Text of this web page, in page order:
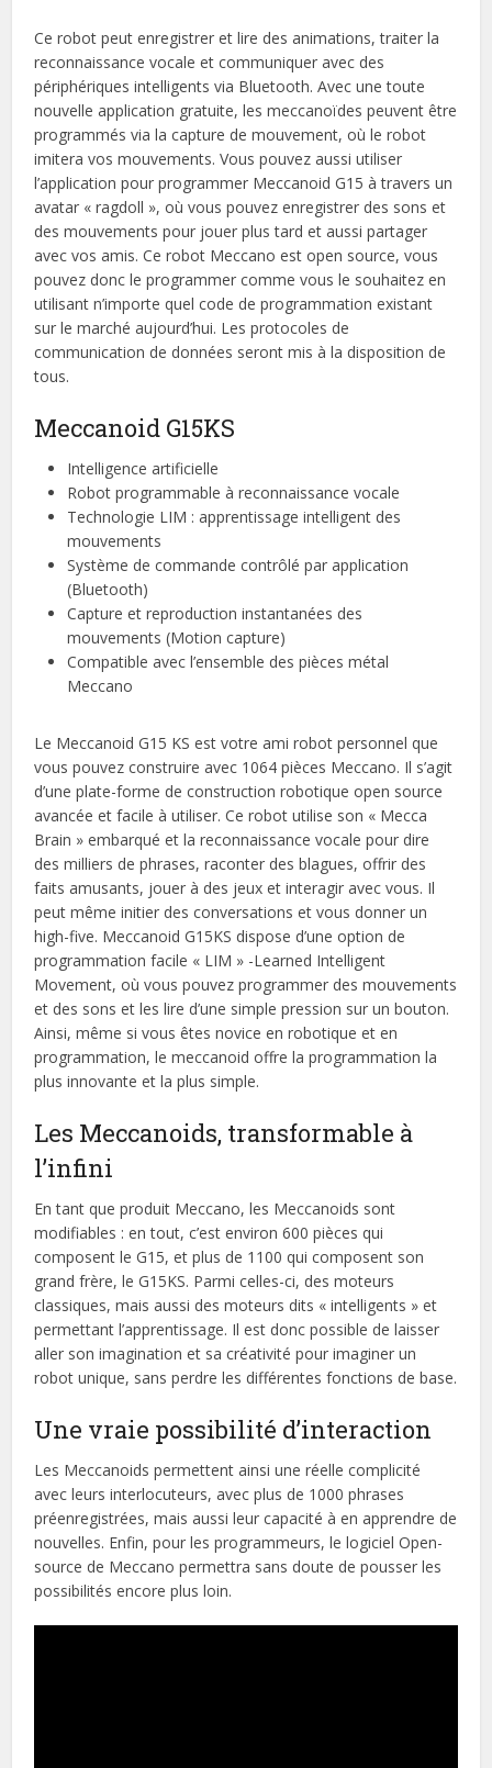
Ce robot peut enregistrer et lire des animations, traiter la
reconnaissance vocale et communiquer avec des
périphériques intelligents via Bluetooth. Avec une toute
nouvelle application gratuite, les meccanoïdes peuvent être
programmés via la capture de mouvement, où le robot
imitera vos mouvements. Vous pouvez aussi utiliser
l’application pour programmer Meccanoid G15 à travers un
avatar « ragdoll », où vous pouvez enregistrer des sons et
des mouvements pour jouer plus tard et aussi partager
avec vos amis. Ce robot Meccano est open source, vous
pouvez donc le programmer comme vous le souhaitez en
utilisant n’importe quel code de programmation existant
sur le marché aujourd’hui. Les protocoles de
communication de données seront mis à la disposition de
tous.
Meccanoid G15KS
Intelligence artificielle
Robot programmable à reconnaissance vocale
Technologie LIM : apprentissage intelligent des
mouvements
Système de commande contrôlé par application
(Bluetooth)
Capture et reproduction instantanées des
mouvements (Motion capture)
Compatible avec l’ensemble des pièces métal
Meccano
Le Meccanoid G15 KS est votre ami robot personnel que
vous pouvez construire avec 1064 pièces Meccano. Il s’agit
d’une plate-forme de construction robotique open source
avancée et facile à utiliser. Ce robot utilise son « Mecca
Brain » embarqué et la reconnaissance vocale pour dire
des milliers de phrases, raconter des blagues, offrir des
faits amusants, jouer à des jeux et interagir avec vous. Il
peut même initier des conversations et vous donner un
high-five. Meccanoid G15KS dispose d’une option de
programmation facile « LIM » -Learned Intelligent
Movement, où vous pouvez programmer des mouvements
et des sons et les lire d’une simple pression sur un bouton.
Ainsi, même si vous êtes novice en robotique et en
programmation, le meccanoid offre la programmation la
plus innovante et la plus simple.
Les Meccanoids, transformable à
l’infini
En tant que produit Meccano, les Meccanoids sont
modifiables : en tout, c’est environ 600 pièces qui
composent le G15, et plus de 1100 qui composent son
grand frère, le G15KS. Parmi celles-ci, des moteurs
classiques, mais aussi des moteurs dits « intelligents » et
permettant l’apprentissage. Il est donc possible de laisser
aller son imagination et sa créativité pour imaginer un
robot unique, sans perdre les différentes fonctions de base.
Une vraie possibilité d’interaction
Les Meccanoids permettent ainsi une réelle complicité
avec leurs interlocuteurs, avec plus de 1000 phrases
préenregistrées, mais aussi leur capacité à en apprendre de
nouvelles. Enfin, pour les programmeurs, le logiciel Open-
source de Meccano permettra sans doute de pousser les
possibilités encore plus loin.